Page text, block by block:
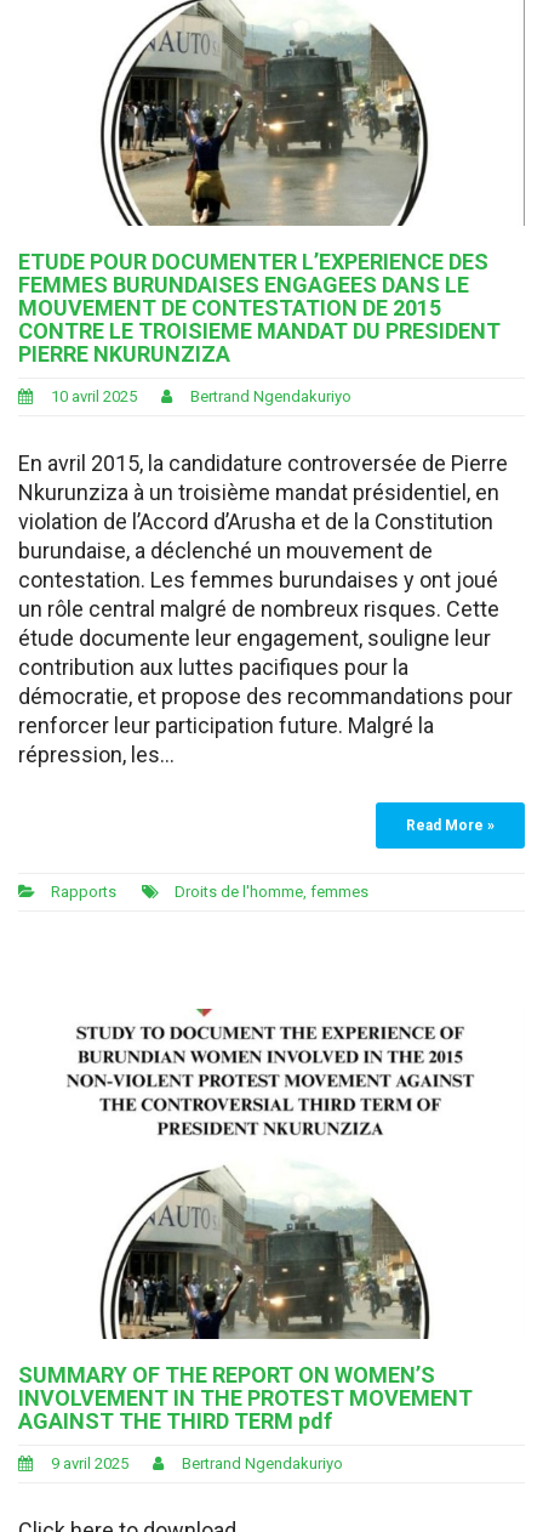
ETUDE POUR DOCUMENTER L’EXPERIENCE DES
FEMMES BURUNDAISES ENGAGEES DANS LE
MOUVEMENT DE CONTESTATION DE 2015
CONTRE LE TROISIEME MANDAT DU PRESIDENT
PIERRE NKURUNZIZA
10 avril 2025 Bertrand Ngendakuriyo
En avril 2015, la candidature controversée de Pierre
Nkurunziza à un troisième mandat présidentiel, en
violation de l’Accord d’Arusha et de la Constitution
burundaise, a déclenché un mouvement de
contestation. Les femmes burundaises y ont joué
un rôle central malgré de nombreux risques. Cette
étude documente leur engagement, souligne leur
contribution aux luttes pacifiques pour la
démocratie, et propose des recommandations pour
renforcer leur participation future. Malgré la
répression, les…
Read More »
Rapports Droits de l'homme femmes
SUMMARY OF THE REPORT ON WOMEN’S
INVOLVEMENT IN THE PROTEST MOVEMENT
AGAINST THE THIRD TERM pdf
9 avril 2025 Bertrand Ngendakuriyo